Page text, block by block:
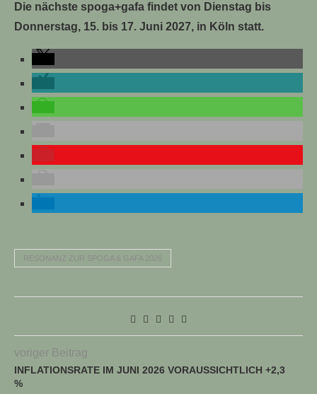
Die nächste spoga+gafa findet von Dienstag bis
Donnerstag, 15. bis 17. Juni 2027, in Köln statt.
RESONANZ ZUR SPOGA & GAFA 2026
voriger Beitrag
INFLATIONSRATE IM JUNI 2026 VORAUSSICHTLICH +2,3
%